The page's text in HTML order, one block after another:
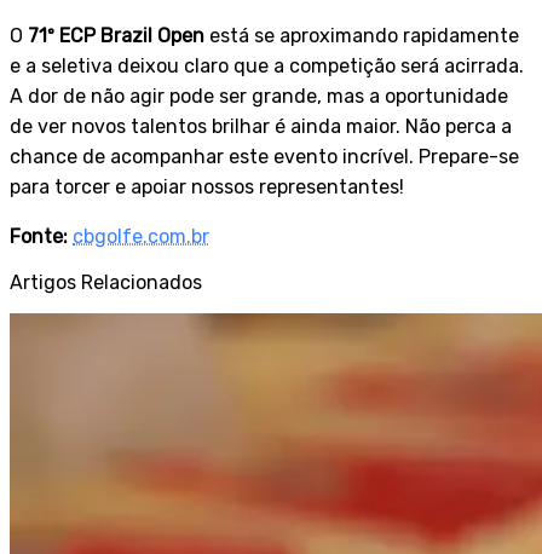
O 71º ECP Brazil Open está se aproximando rapidamente
e a seletiva deixou claro que a competição será acirrada.
A dor de não agir pode ser grande, mas a oportunidade
de ver novos talentos brilhar é ainda maior. Não perca a
chance de acompanhar este evento incrível. Prepare-se
para torcer e apoiar nossos representantes!
Fonte: cbgolfe.com.br
Artigos Relacionados